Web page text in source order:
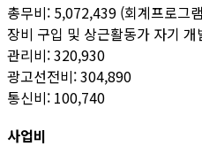
총무비: 5,072,439 (회계프로그
장비 구입 및 상근활동가 자기 개
관리비: 320,930
광고선전비: 304,890
통신비: 100,740
사업비